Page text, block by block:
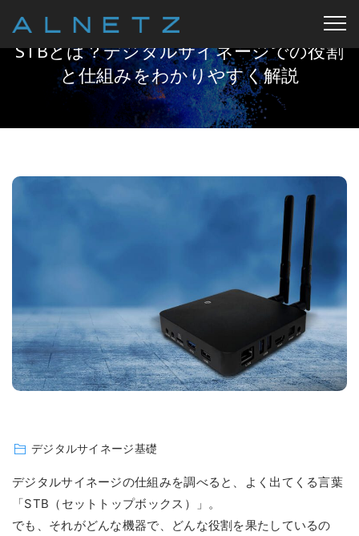
STBとは？デジタルサイネージでの役割
と仕組みをわかりやすく解説
デジタルサイネージ基礎
デジタルサイネージの仕組みを調べると、よく出てくる言葉
「STB（セットトップボックス）」。
でも、それがどんな機器で、どんな役割を果たしているの